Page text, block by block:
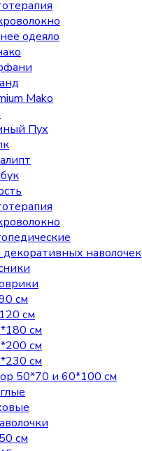
одеяло
Mako
Пух
наволочек
см
см
см
см
см
50*70 и 60*100 см
см